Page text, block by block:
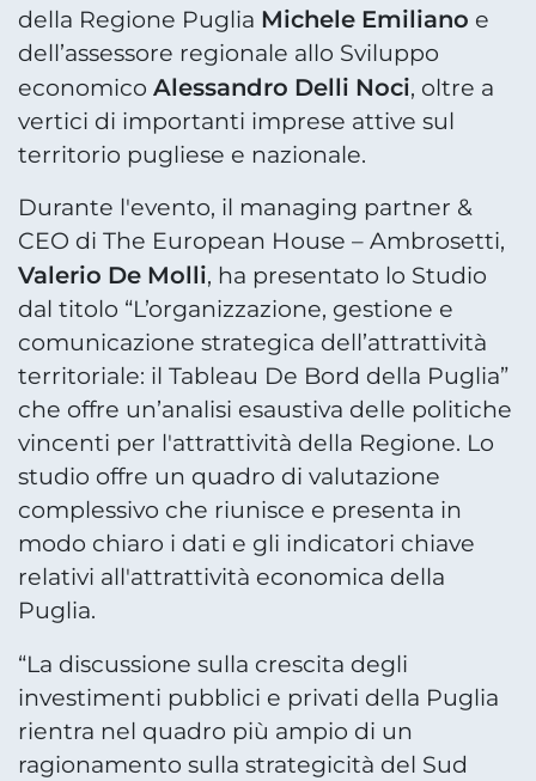
della Regione Puglia Michele Emiliano e
dell’assessore regionale allo Sviluppo
economico Alessandro Delli Noci, oltre a
vertici di importanti imprese attive sul
territorio pugliese e nazionale.
Durante l'evento, il managing partner &
CEO di The European House – Ambrosetti,
Valerio De Molli, ha presentato lo Studio
dal titolo “L’organizzazione, gestione e
comunicazione strategica dell’attrattività
territoriale: il Tableau De Bord della Puglia”
che offre un’analisi esaustiva delle politiche
vincenti per l'attrattività della Regione. Lo
studio offre un quadro di valutazione
complessivo che riunisce e presenta in
modo chiaro i dati e gli indicatori chiave
relativi all'attrattività economica della
Puglia.
“La discussione sulla crescita degli
investimenti pubblici e privati della Puglia
rientra nel quadro più ampio di un
ragionamento sulla strategicità del Sud